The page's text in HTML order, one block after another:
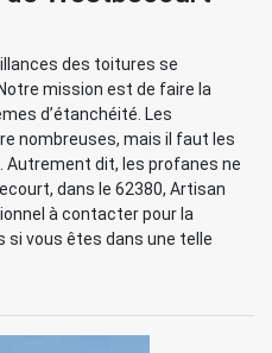
des toitures se
mission est de faire la
d’étanchéité. Les
nombreuses, mais il faut les
Autrement dit, les profanes ne
dans le 62380, Artisan
à contacter pour la
vous êtes dans une telle